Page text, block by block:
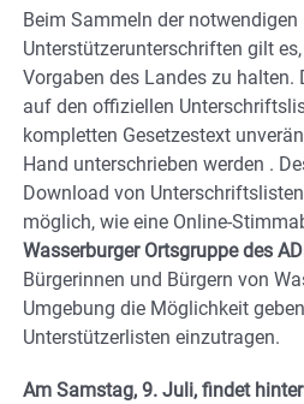
Beim Sammeln der notwendigen
Unterstützerunterschriften gilt
Vorgaben des Landes zu halten.
auf den offiziellen
kompletten Gesetzestext
Hand unterschrieben werden .
Download von
möglich, wie eine Online-
Wasserburger Ortsgruppe des
Bürgerinnen und Bürgern von
Umgebung die Möglichkeit
Unterstützerlisten einzutragen.
Am Samstag, 9. Juli, findet